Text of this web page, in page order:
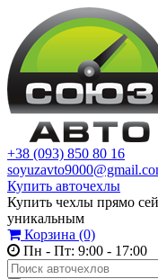
+38 (093) 850 80 16
Купить авточехлы
Купить чехлы прямо
уникальным
Корзина (0)
Пн - Пт: 9:00 - 17:00